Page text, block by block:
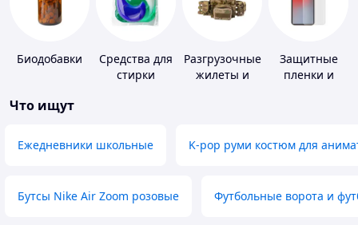
Биодобавки
Средства для
стирки
Разгрузочные
жилеты и
Защитные
пленки и
Что ищут
Ежедневники школьные K-pop руми костюм для
Бутсы Nike Air Zoom розовые Футбольные ворота и